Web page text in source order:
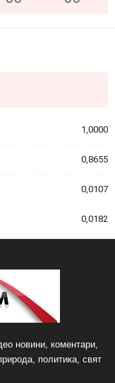
1,0000
0,8655
0,0107
0,0182
новини, коментари,
политика, свят